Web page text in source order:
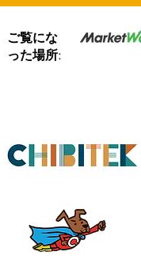
ご覧にな
った場所: